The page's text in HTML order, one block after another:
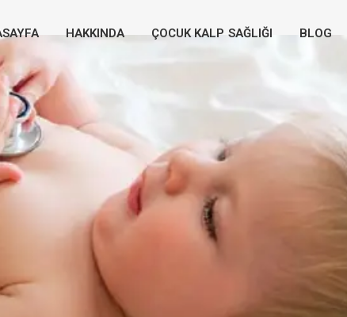
HAKKINDA ÇOCUK KALP SAĞLIĞI BLOG